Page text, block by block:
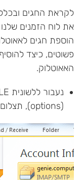
לקראת החגים
את לוח הזמנים
הוספת חגים
פשוטים, כיצד
האאוטלוק.
(options), תצלום מסך: